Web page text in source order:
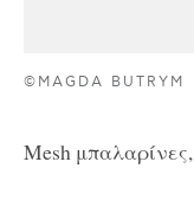
©MAGDA BUTRYM
Mesh μπαλαρίνες,